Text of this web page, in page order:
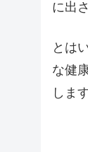
に出
とは
な健
します